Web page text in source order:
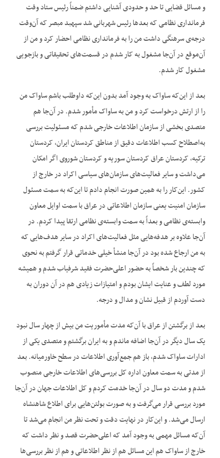
و مسائل قضایی تا حد و حدودی آشنایی داشتم ضمناً رئیس ستاد وقت
فرمانداری نظامی که بعدها رئیس شهربانی شد سپهبد مبصر که آن‌وقت
درجه‌ی سرهنگی داشت من را به فرمانداری نظامی احضار کرد و من از
آن‌موقع در آن‌جا مشغول به کار شدم در قسمت‌های تحقیقاتی و بازجویی
مشغول کار شدم.
بعد از این‌که ساواک به وجود آمد بدون این‌که داوطلب باشم ساواک من
را از ارتش درخواست کرد و من به ساواک مأمور شدم. در آن‌جا هم
متصدی بخشی از سازمان اطلاعات خارجی شدم که مسئولیت بررسی
به‌اصطلاح کسب اطلاعات دقیق از مناطق کردستان ایران، کردستان
ترکیه، کردستان عراق کردستان سوریه و کردستان شوروی اگر امکان
می‌داشت و سایر فعالیت‌های سازمان‌های سیاسی اکراد در خارج از
کشور. این‌کار را به همین صورت انجام دادم تا این‌که به سمت مسئول
سازمان امنیت یعنی سازمان اطلاعاتی در عراق با سمت اوایل معاون
وابسته‌ی نظامی و بعداً به سمت وابسته‌ی نظامی ارتقا پیدا کردم. در
آن‌جا علاوه بر هدفه‌هایی مثل فعالیت‌های اکراد در سایر هدف‌هایی که
به من ارجاع شده بود در آن‌جا منشأ خیلی خدماتی قرار گرفتم به نحوی
که چندین بار شخصاً به حضور اعلی‌حضرت فقید شرفیاب شدم و همیشه
مورد لطف و عنایت ایشان بودم و امتیازات زیادی هم در آن دوران به
دست آوردم از قبیل نشان و مدال و درجه.
بعد از برگشتن از عراق با آن‌که مدت مأموریت من بیش از چهار سال نبود
یک سال دیگر در آن‌جا اضافه ماندم و به ایران برگشتم و متصدی یکی از
ادارات ساواک شدم، باز هم جمع‌آوری اطلاعات در سطح خاورمیانه. بعد
از مدتی به سمت معاون اداره کل بررسی‌های اطلاعات خارجی منصوب
شدم و مدت دو سال در آن‌جا خدمت کردم و کل اطلاعات جهان در آن‌جا
مورد بررسی قرار می‌گرفت و به صورت بولتن‌هایی برای اطلاع شاهنشاه
ارسال می‌شد. و این‌کار در نهایت دقت و تحت نظر من انجام می‌شد تا
آن‌که مسائل مهمی به وجود آمد که اعلی‌حضرت قصد و نظر داشت که
خارج از ساواک هم این مسائل هم از نظر اطلاعاتی و هم از نظر بررسی‌ها